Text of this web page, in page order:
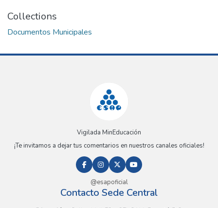
Collections
Documentos Municipales
Vigilada MinEducación
¡Te invitamos a dejar tus comentarios en nuestros canales oficiales!
@esapoficial
Contacto Sede Central